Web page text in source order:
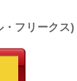
・フリーク